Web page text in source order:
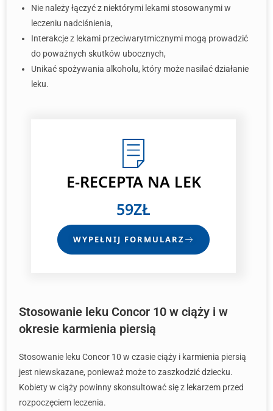
Nie należy łączyć z niektórymi lekami stosowanymi w
leczeniu nadciśnienia,
Interakcje z lekami przeciwarytmicznymi mogą prowadzić
do poważnych skutków ubocznych,
Unikać spożywania alkoholu, który może nasilać działanie
leku.
E-RECEPTA NA LEK
59ZŁ
WYPEŁNIJ FORMULARZ
Stosowanie leku Concor 10 w ciąży i w
okresie karmienia piersią
Stosowanie leku Concor 10 w czasie ciąży i karmienia piersią
jest niewskazane, ponieważ może to zaszkodzić dziecku.
Kobiety w ciąży powinny skonsultować się z lekarzem przed
rozpoczęciem leczenia.